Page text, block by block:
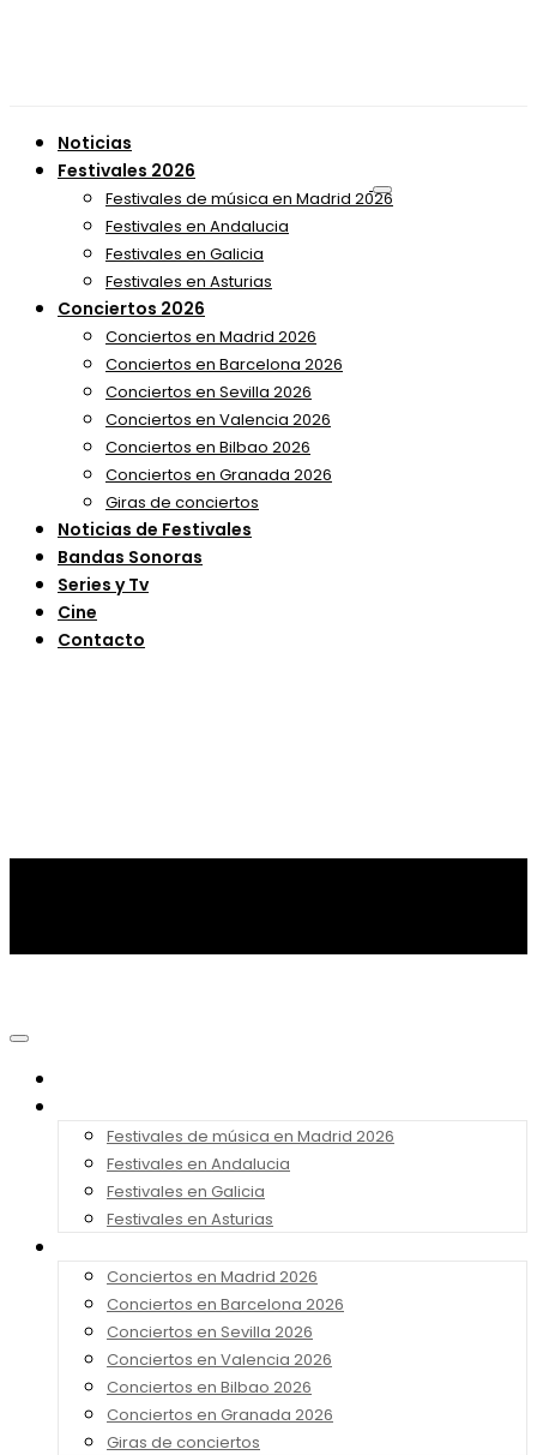
Noticias
Festivales 2026
Festivales de música en Madrid 2026
Festivales en Andalucia
Festivales en Galicia
Festivales en Asturias
Conciertos 2026
Conciertos en Madrid 2026
Conciertos en Barcelona 2026
Conciertos en Sevilla 2026
Conciertos en Valencia 2026
Conciertos en Bilbao 2026
Conciertos en Granada 2026
Giras de conciertos
Noticias de Festivales
Bandas Sonoras
Series y Tv
Cine
Contacto
Festivales de música en Madrid 2026
Festivales en Andalucia
Festivales en Galicia
Festivales en Asturias
Conciertos en Madrid 2026
Conciertos en Barcelona 2026
Conciertos en Sevilla 2026
Conciertos en Valencia 2026
Conciertos en Bilbao 2026
Conciertos en Granada 2026
Giras de conciertos